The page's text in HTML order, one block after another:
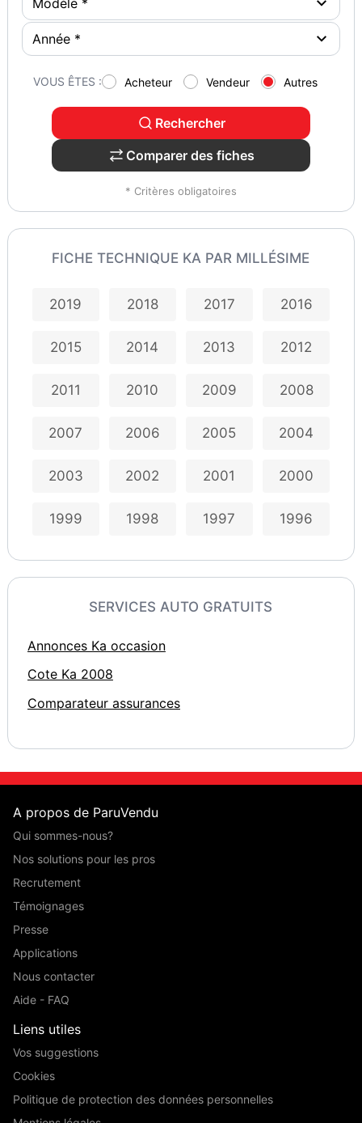
VOUS ÊTES : Acheteur Vendeur Autres
Rechercher
Comparer des fiches
* Critères obligatoires
FICHE TECHNIQUE KA PAR MILLÉSIME
2019 2018 2017 2016
2015 2014 2013 2012
2011 2010 2009 2008
2007 2006 2005 2004
2003 2002 2001 2000
1999 1998 1997 1996
SERVICES AUTO GRATUITS
Annonces Ka occasion
Cote Ka 2008
Comparateur assurances
A propos de ParuVendu
Qui sommes-nous?
Nos solutions pour les pros
Recrutement
Témoignages
Presse
Applications
Nous contacter
Aide - FAQ
Liens utiles
Vos suggestions
Cookies
Politique de protection des données personnelles